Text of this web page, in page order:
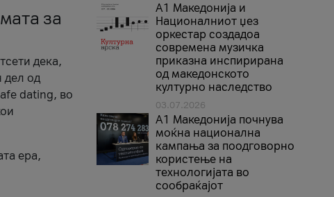
за
дека,
дел од
dating, во
ера,
А1 Македонија и
Националниот џез
оркестар создадоа
современа музичка
приказна инспирирана
од македонското
културно наследство
03.07.2026
A1 Македонија почнува
моќна национална
кампања за поодговорно
користење на
технологијата во
сообраќајот